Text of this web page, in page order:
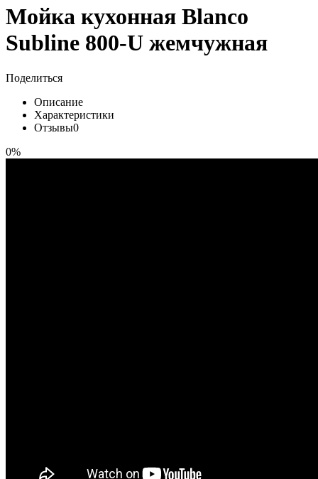
Мойка кухонная Blanco
Subline 800-U жемчужная
Поделиться
Описание
Характеристики
Отзывы0
0%